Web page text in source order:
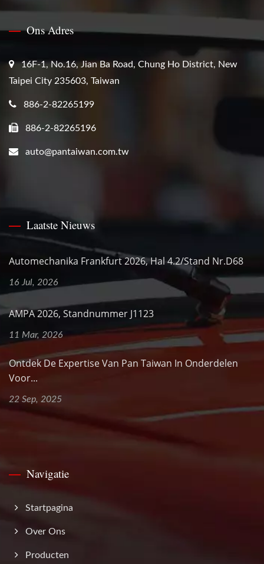
Ons Adres
16F-1, No.16, Jian Ba Road, Chung Ho District, New
Taipei City 235603, Taiwan
886-2-82265199
886-2-82265196
auto@pantaiwan.com.tw
Laatste Nieuws
Automechanika Frankfurt 2026, Hal 4.2/Stand Nr.D68
16 Jul, 2026
AMPA 2026, Standnummer J1123
11 Mar, 2026
Ontdek De Expertise Van Pan Taiwan In Onderdelen
Voor...
22 Sep, 2025
Navigatie
Startpagina
Over Ons
Producten